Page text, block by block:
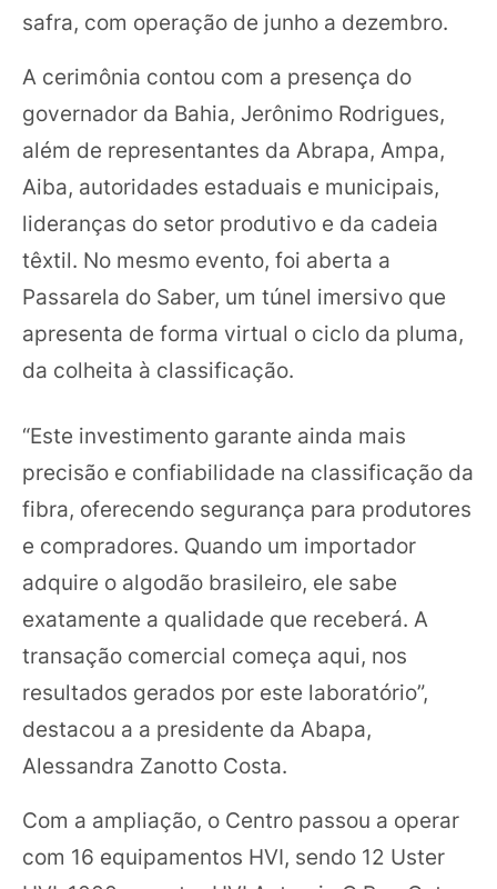
safra, com operação de junho a dezembro.
A cerimônia contou com a presença do
governador da Bahia, Jerônimo Rodrigues,
além de representantes da Abrapa, Ampa,
Aiba, autoridades estaduais e municipais,
lideranças do setor produtivo e da cadeia
têxtil. No mesmo evento, foi aberta a
Passarela do Saber, um túnel imersivo que
apresenta de forma virtual o ciclo da pluma,
da colheita à classificação.
“Este investimento garante ainda mais
precisão e confiabilidade na classificação da
fibra, oferecendo segurança para produtores
e compradores. Quando um importador
adquire o algodão brasileiro, ele sabe
exatamente a qualidade que receberá. A
transação comercial começa aqui, nos
resultados gerados por este laboratório”,
destacou a a presidente da Abapa,
Alessandra Zanotto Costa.
Com a ampliação, o Centro passou a operar
com 16 equipamentos HVI, sendo 12 Uster